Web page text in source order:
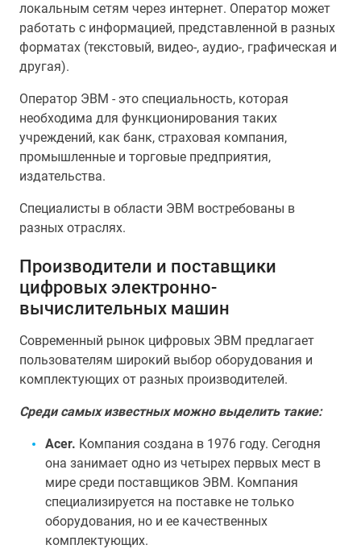
локальным сетям через интернет. Оператор может
работать с информацией, представленной в разных
форматах (текстовый, видео-, аудио-, графическая и
другая).
Оператор ЭВМ - это специальность, которая
необходима для функционирования таких
учреждений, как банк, страховая компания,
промышленные и торговые предприятия,
издательства.
Специалисты в области ЭВМ востребованы в
разных отраслях.
Производители и поставщики
цифровых электронно-
вычислительных машин
Современный рынок цифровых ЭВМ предлагает
пользователям широкий выбор оборудования и
комплектующих от разных производителей.
Среди самых известных можно выделить такие:
Acer. Компания создана в 1976 году. Сегодня
она занимает одно из четырех первых мест в
мире среди поставщиков ЭВМ. Компания
специализируется на поставке не только
оборудования, но и ее качественных
комплектующих.